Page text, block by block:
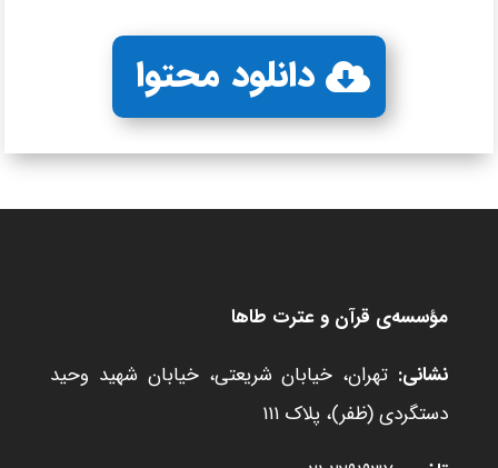
دانلود محتوا
مؤسسه‌ی قرآن و عترت طاها
نشانی: تهران، خیابان شریعتی، خیابان شهید وحید
دستگردی (ظفر)، پلاک ۱۱۱